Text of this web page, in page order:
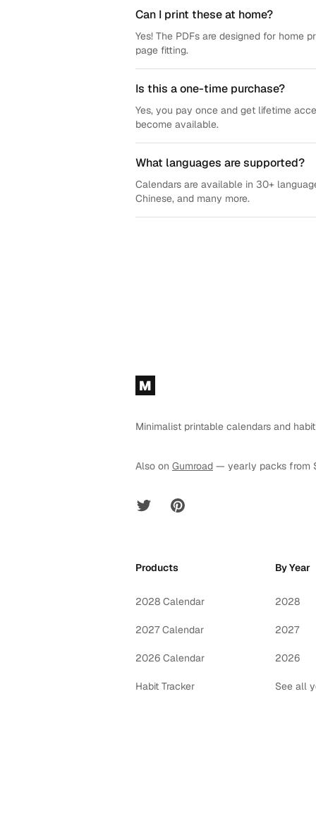
Can I print these at home?
Yes! The PDFs are designed for home
page fitting.
Is this a one-time purchase?
Yes, you pay once and get lifetime
become available.
What languages are supported?
Calendars are available in 30+
Chinese, and many more.
Footer
M
Minimalist printable calendars and
Also on Gumroad — yearly packs from
Twitter Pinterest
Products
2028 Calendar
2027 Calendar
2026 Calendar
Habit Tracker
By Year
2028
2027
2026
See all